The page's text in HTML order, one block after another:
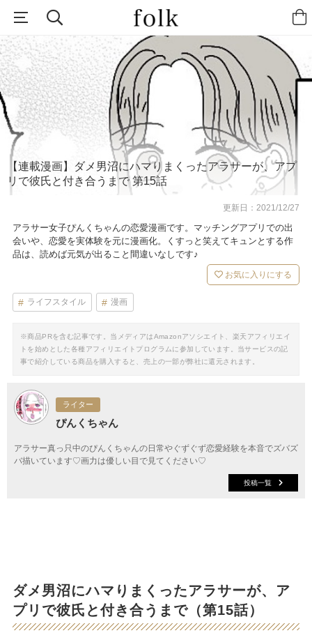
【連載漫画】ダメ男沼にハマりまくったアラサーが、アプ
リで彼氏と付き合うまで 第15話
更新日：2021/12/27
アラサー女子ぴんくちゃんの恋愛漫画です。マッチングアプリでの出
会いや、恋愛を実体験を元に漫画化。くすっと笑えてキュンとする作
品は、読めば元気が出ること間違いなしです♪
お気に入りにする
ライフスタイル 漫画
※商品PRを含む記事です。当メディアはAmazonアソシエイト、楽天アフィリエイ
トを始めとした各種アフィリエイトプログラムに参加しています。当サービスの記
事で紹介している商品を購入すると、売上の一部が弊社に還元されます。
ライター
ぴんくちゃん
アラサー真っ只中のぴんくちゃんの日常やぐずぐず恋愛経験を本音でズバズ
バ描いています♡画力は優しい目で見てください♡
投稿一覧
ダメ男沼にハマりまくったアラサーが、ア
プリで彼氏と付き合うまで（第15話）